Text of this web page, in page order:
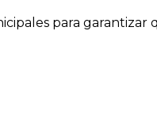
para garantizar